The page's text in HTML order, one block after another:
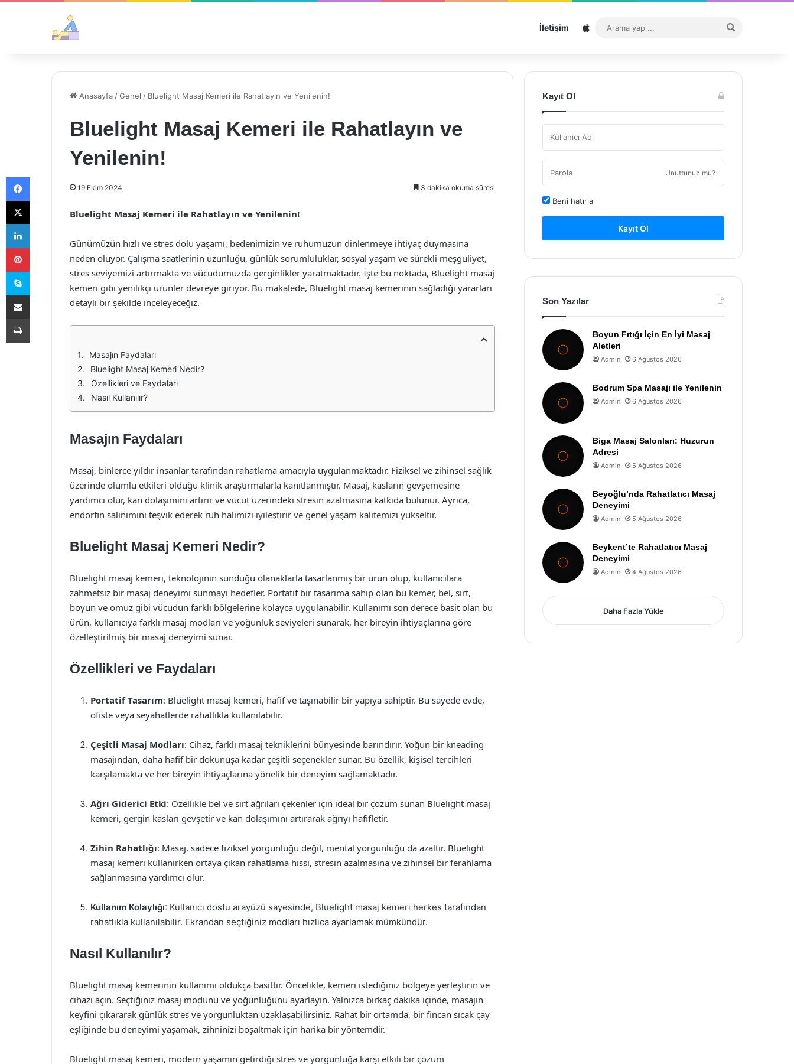
İletişim Sitemap
...
Anasayfa /Genel / Bluelight Masaj Kemeri ile Rahatlayın ve Yenilenin!
Bluelight Masaj Kemeri ile Rahatlayın ve
Yenilenin!
19 Ekim 2024 3 dakika okuma süresi
Bluelight Masaj Kemeri ile Rahatlayın ve Yenilenin!
Günümüzün hızlı ve stres dolu yaşamı, bedenimizin ve ruhumuzun dinlenmeye ihtiyaç duymasına
neden oluyor. Çalışma saatlerinin uzunluğu, günlük sorumluluklar, sosyal yaşam ve sürekli meşguliyet,
stres seviyemizi artırmakta ve vücudumuzda gerginlikler yaratmaktadır. İşte bu noktada, Bluelight masaj
kemeri gibi yenilikçi ürünler devreye giriyor. Bu makalede, Bluelight masaj kemerinin sağladığı yararları
detaylı bir şekilde inceleyeceğiz.
Masajın Faydaları
Bluelight Masaj Kemeri Nedir?
Özellikleri ve Faydaları
Nasıl Kullanılır?
Masajın Faydaları
Masaj, binlerce yıldır insanlar tarafından rahatlama amacıyla uygulanmaktadır. Fiziksel ve zihinsel sağlık
üzerinde olumlu etkileri olduğu klinik araştırmalarla kanıtlanmıştır. Masaj, kasların gevşemesine
yardımcı olur, kan dolaşımını artırır ve vücut üzerindeki stresin azalmasına katkıda bulunur. Ayrıca,
endorfin salınımını teşvik ederek ruh halimizi iyileştirir ve genel yaşam kalitemizi yükseltir.
Bluelight Masaj Kemeri Nedir?
Bluelight masaj kemeri, teknolojinin sunduğu olanaklarla tasarlanmış bir ürün olup, kullanıcılara
zahmetsiz bir masaj deneyimi sunmayı hedefler. Portatif bir tasarıma sahip olan bu kemer, bel, sırt,
boyun ve omuz gibi vücudun farklı bölgelerine kolayca uygulanabilir. Kullanımı son derece basit olan bu
ürün, kullanıcıya farklı masaj modları ve yoğunluk seviyeleri sunarak, her bireyin ihtiyaçlarına göre
özelleştirilmiş bir masaj deneyimi sunar.
Özellikleri ve Faydaları
Portatif Tasarım: Bluelight masaj kemeri, hafif ve taşınabilir bir yapıya sahiptir. Bu sayede evde,
ofiste veya seyahatlerde rahatlıkla kullanılabilir.
Çeşitli Masaj Modları: Cihaz, farklı masaj tekniklerini bünyesinde barındırır. Yoğun bir kneading
masajından, daha hafif bir dokunuşa kadar çeşitli seçenekler sunar. Bu özellik, kişisel tercihleri
karşılamakta ve her bireyin ihtiyaçlarına yönelik bir deneyim sağlamaktadır.
Ağrı Giderici Etki: Özellikle bel ve sırt ağrıları çekenler için ideal bir çözüm sunan Bluelight masaj
kemeri, gergin kasları gevşetir ve kan dolaşımını artırarak ağrıyı hafifletir.
Zihin Rahatlığı: Masaj, sadece fiziksel yorgunluğu değil, mental yorgunluğu da azaltır. Bluelight
masaj kemeri kullanırken ortaya çıkan rahatlama hissi, stresin azalmasına ve zihinsel bir ferahlama
sağlanmasına yardımcı olur.
Kullanım Kolaylığı: Kullanıcı dostu arayüzü sayesinde, Bluelight masaj kemeri herkes tarafından
rahatlıkla kullanılabilir. Ekrandan seçtiğiniz modları hızlıca ayarlamak mümkündür.
Nasıl Kullanılır?
Bluelight masaj kemerinin kullanımı oldukça basittir. Öncelikle, kemeri istediğiniz bölgeye yerleştirin ve
cihazı açın. Seçtiğiniz masaj modunu ve yoğunluğunu ayarlayın. Yalnızca birkaç dakika içinde, masajın
keyfini çıkararak günlük stres ve yorgunluktan uzaklaşabilirsiniz. Rahat bir ortamda, bir fincan sıcak çay
eşliğinde bu deneyimi yaşamak, zihninizi boşaltmak için harika bir yöntemdir.
Bluelight masaj kemeri, modern yaşamın getirdiği stres ve yorgunluğa karşı etkili bir çözüm
Kayıt Ol
Unuttunuz mu?
Beni hatırla
Kayıt Ol
Son Yazılar
Boyun Fıtığı İçin En İyi Masaj
Aletleri
Admin 6 Ağustos 2026
Bodrum Spa Masajı ile Yenilenin
Admin 6 Ağustos 2026
Biga Masaj Salonları: Huzurun
Adresi
Admin 5 Ağustos 2026
Beyoğlu’nda Rahatlatıcı Masaj
Deneyimi
Admin 5 Ağustos 2026
Beykent’te Rahatlatıcı Masaj
Deneyimi
Admin 4 Ağustos 2026
Daha Fazla Yükle
Facebook
X
LinkedIn
Pinterest
Skype
E-Posta ile paylaş